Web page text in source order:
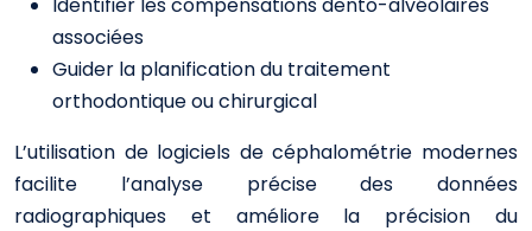
associées
Guider la planification du traitement
orthodontique ou chirurgical
L’utilisation de logiciels de céphalométrie modernes
facilite l’analyse précise des données
radiographiques et améliore la précision du